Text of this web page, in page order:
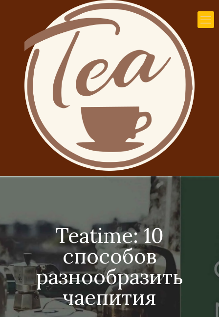
Teatime: 10
способов
разнообразить
чаепития